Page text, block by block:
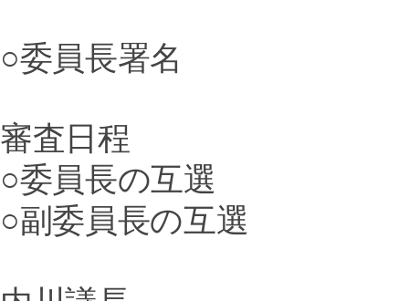
○委員長署名
審査日程
○委員長の互選
○副委員長の互選